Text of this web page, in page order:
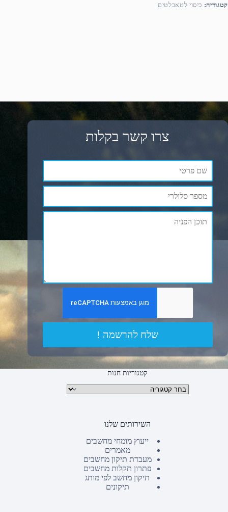
קטגוריה: כיסוי לטאבלטים
צרו קשר בקלות
שלח להרשמה !
קטגוריות חנות
קטגוריות מוצרים
השירותים שלנו
ייעוץ מומחי מחשבים
מאמרים
מעבדת תיקון מחשבים
פתרון תקלות מחשבים
תיקון מחשב לפי מותג
תיקונים